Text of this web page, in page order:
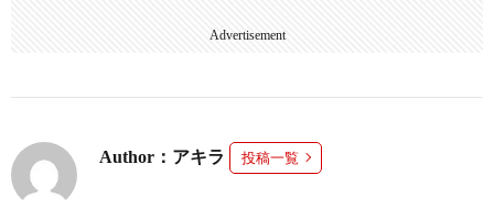
Advertisement
Author：アキラ 投稿一覧